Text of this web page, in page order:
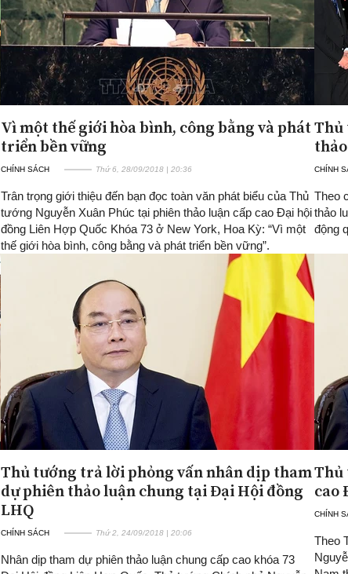
Vì một thế giới hòa bình, công bằng và phát
triển bền vững
CHÍNH SÁCH Thứ 6, 28/09/2018 | 20:36
Trân trọng giới thiệu đến bạn đọc toàn văn phát biểu của Thủ
tướng Nguyễn Xuân Phúc tại phiên thảo luận cấp cao Đại hội
đồng Liên Hợp Quốc Khóa 73 ở New York, Hoa Kỳ: “Vì một
thế giới hòa bình, công bằng và phát triển bền vững”.
Thủ
CHÍNH
Theo
thảo
động
Thủ tướng trả lời phỏng vấn nhân dịp tham
dự phiên thảo luận chung tại Đại Hội đồng
LHQ
CHÍNH SÁCH Thứ 2, 24/09/2018 | 20:06
Nhân dịp tham dự phiên thảo luận chung cấp cao khóa 73
Thủ
cao
CHÍNH
Theo